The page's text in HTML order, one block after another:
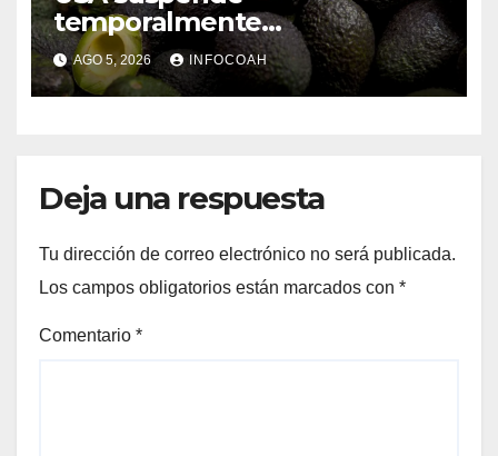
temporalmente
exportaciones de aguacate
michoacano
AGO 5, 2026 INFOCOAH
Deja una respuesta
Tu dirección de correo electrónico no será publicada.
Los campos obligatorios están marcados con *
Comentario *